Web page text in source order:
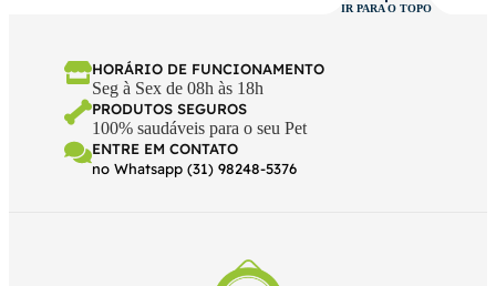
IR PARA O TOPO
HORÁRIO DE FUNCIONAMENTO
Seg à Sex de 08h às 18h
PRODUTOS SEGUROS
100% saudáveis para o seu Pet
ENTRE EM CONTATO
no Whatsapp (31) 98248-5376